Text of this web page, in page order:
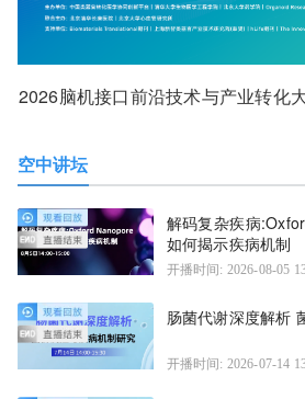
2026脑机接口前沿技术与产业转化
空中讲坛
解码复杂疾病
如何揭示疾病机制
开播时间: 2026-08-05
肠菌代谢深度解析
开播时间: 2026-07-14